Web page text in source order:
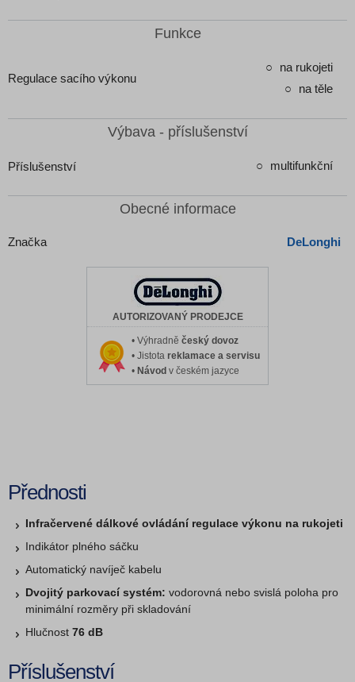
Funkce
Regulace sacího výkonu
na rukojeti
na těle
Výbava - příslušenství
Příslušenství multifunkční
Obecné informace
Značka DeLonghi
AUTORIZOVANÝ PRODEJCE
• Výhradně český dovoz
• Jistota reklamace a servisu
• Návod v českém jazyce
Přednosti
Infračervené dálkové ovládání regulace výkonu na rukojeti
Indikátor plného sáčku
Automatický navíječ kabelu
Dvojitý parkovací systém: vodorovná nebo svislá poloha pro
minimální rozměry při skladování
Hlučnost 76 dB
Příslušenství